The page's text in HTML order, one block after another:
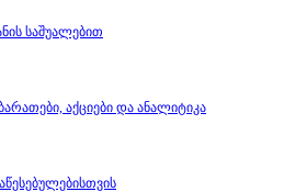
საშუალებით
აქციები და ანალიტიკა